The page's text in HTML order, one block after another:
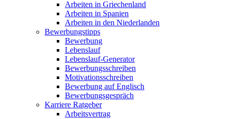
Arbeiten in Griechenland
Arbeiten in Spanien
Arbeiten in den Niederlanden
Bewerbungstipps
Bewerbung
Lebenslauf
Lebenslauf-Generator
Bewerbungsschreiben
Motivationsschreiben
Bewerbung auf Englisch
Bewerbungsgespräch
Karriere Ratgeber
Arbeitsvertrag